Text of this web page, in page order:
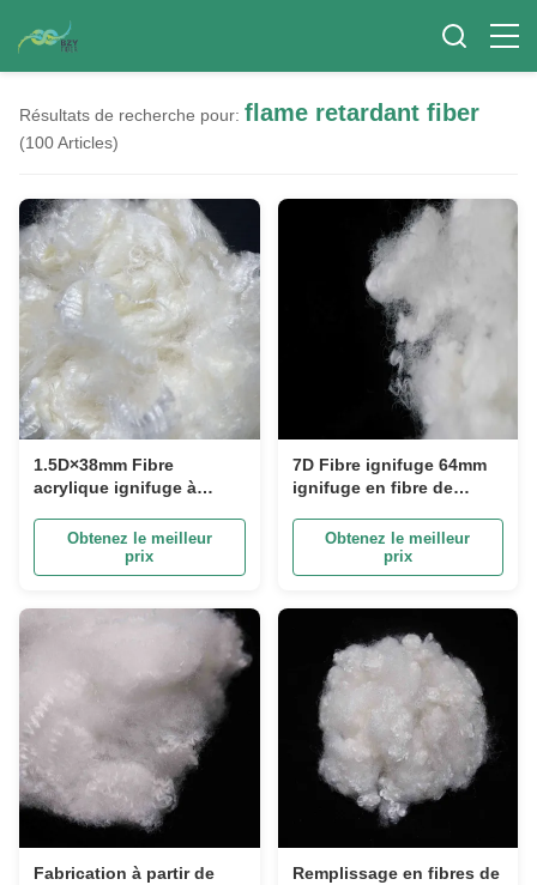
Résultats de recherche pour: flame retardant fiber
(100 Articles)
1.5D×38mm Fibre
acrylique ignifuge à
applications textiles
industrielles
Obtenez le meilleur
prix
7D Fibre ignifuge 64mm
ignifuge en fibre de
creuseObtenez le meilleur
prix
Fabrication à partir de
Remplissage en fibres de